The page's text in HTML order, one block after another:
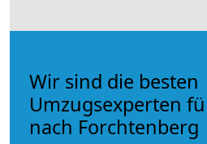
Wir sind die besten
Umzugsexperten
nach Forchtenberg